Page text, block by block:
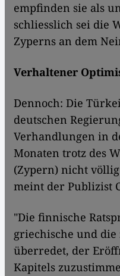
empfinden sie als
schliesslich sei die
Zyperns an dem
Verhaltener
Dennoch: Die
deutschen
Verhandlungen in
Monaten trotz des
(Zypern) nicht
meint der Publizist
"Die finnische
griechische und
überredet, der
Kapitels